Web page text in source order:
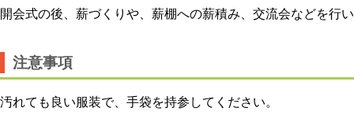
開会式の後、薪づくりや、薪棚への薪積み、交流会などを行
注意事項
汚れても良い服装で、手袋を持参してください。